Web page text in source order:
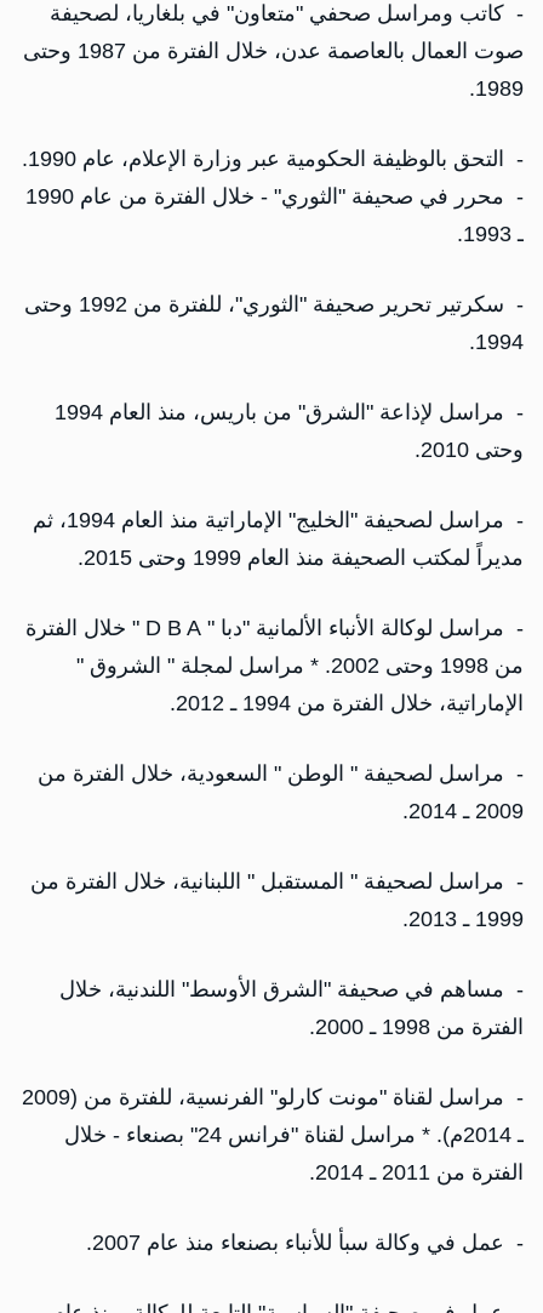
- كاتب ومراسل صحفي "متعاون" في بلغاريا، لصحيفة
صوت العمال بالعاصمة عدن، خلال الفترة من 1987 وحتى
1989.
- التحق بالوظيفة الحكومية عبر وزارة الإعلام، عام 1990.
- محرر في صحيفة "الثوري" - خلال الفترة من عام 1990
ـ 1993.
- سكرتير تحرير صحيفة "الثوري"، للفترة من 1992 وحتى
1994.
- مراسل لإذاعة "الشرق" من باريس، منذ العام 1994
وحتى 2010.
- مراسل لصحيفة "الخليج" الإماراتية منذ العام 1994، ثم
مديراً لمكتب الصحيفة منذ العام 1999 وحتى 2015.
- مراسل لوكالة الأنباء الألمانية "دبا " D B A " خلال الفترة
من 1998 وحتى 2002. * مراسل لمجلة " الشروق "
الإماراتية، خلال الفترة من 1994 ـ 2012.
- مراسل لصحيفة " الوطن " السعودية، خلال الفترة من
2009 ـ 2014.
- مراسل لصحيفة " المستقبل " اللبنانية، خلال الفترة من
1999 ـ 2013.
- مساهم في صحيفة "الشرق الأوسط" اللندنية، خلال
الفترة من 1998 ـ 2000.
- مراسل لقناة "مونت كارلو" الفرنسية، للفترة من (2009
ـ 2014م). * مراسل لقناة "فرانس 24" بصنعاء - خلال
الفترة من 2011 ـ 2014.
- عمل في وكالة سبأ للأنباء بصنعاء منذ عام 2007.